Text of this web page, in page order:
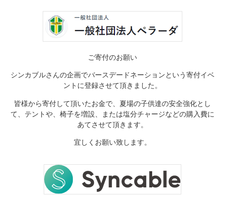
ご寄付のお願い
シンカブルさんの企画でバースデードネーションという寄付イベ
ントに登録させて頂きました。
皆様から寄付して頂いたお金で、夏場の子供達の安全強化とし
て、テントや、椅子を増設、または塩分チャージなどの購入費に
あてさせて頂きます。
宜しくお願い致します。